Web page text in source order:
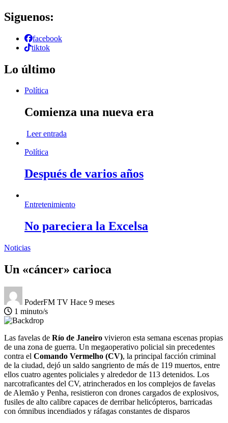
Siguenos:
facebook
tiktok
Lo último
Política
Comienza una nueva era
Leer entrada
Política
Después de varios años
Entretenimiento
No pareciera la Excelsa
Noticias
Un «cáncer» carioca
PoderFM TV Hace 9 meses
1 minuto/s
Las favelas de Río de Janeiro vivieron esta semana escenas propias
de una zona de guerra. Un megaoperativo policial sin precedentes
contra el Comando Vermelho (CV), la principal facción criminal
de la ciudad, dejó un saldo sangriento de más de 119 muertos, entre
ellos cuatro agentes policiales y alrededor de 113 detenidos. Los
narcotraficantes del CV, atrincherados en los complejos de favelas
de Alemão y Penha, resistieron con drones cargados de explosivos,
fusiles de alto calibre capaces de derribar helicópteros, barricadas
con ómnibus incendiados y ráfagas constantes de disparos